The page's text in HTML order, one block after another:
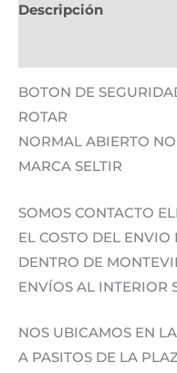
Descripción
BOTON DE
ROTAR
NORMAL ABIERTO
MARCA SELTIR
SOMOS CONTACTO
EL COSTO DEL
DENTRO DE
ENVÍOS AL INTERIOR
NOS UBICAMOS EN
A PASITOS DE LA